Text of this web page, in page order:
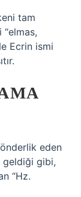
tam
Ecrin ismi
eden
geldiği gibi,
“Hz.